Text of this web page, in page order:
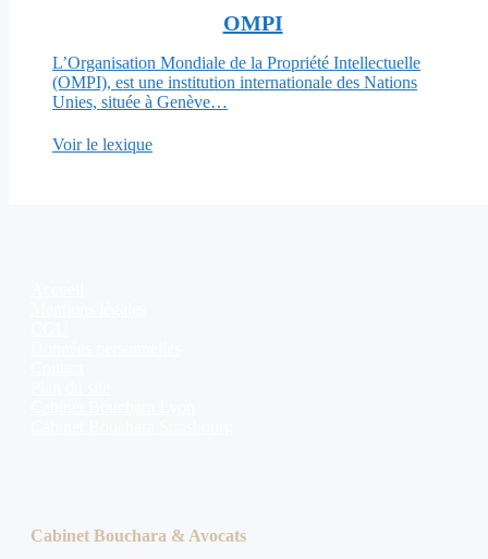
OMPI
L’Organisation Mondiale de la Propriété Intellectuelle
(OMPI), est une institution internationale des Nations
Unies, située à Genève…
Voir le lexique
Cabinet Bouchara & Avocats